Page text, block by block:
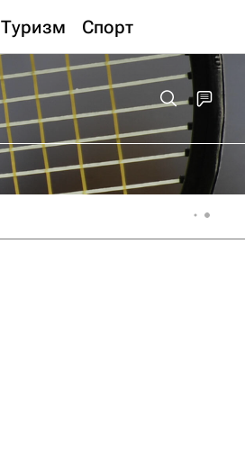
Туризм Спорт